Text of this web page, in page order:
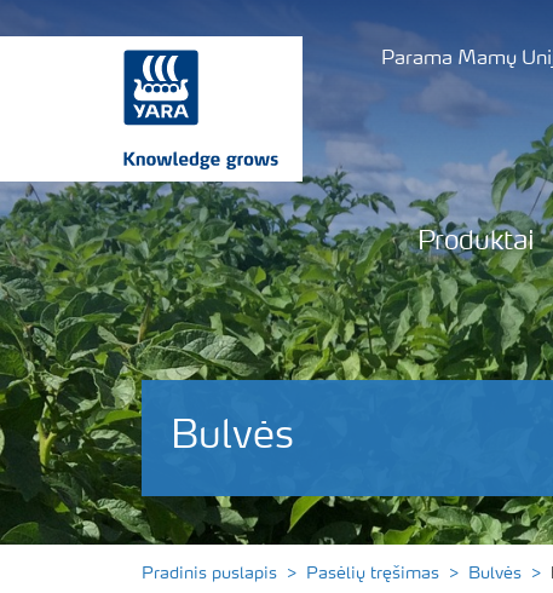
Parama Mamų
Produktai
Bulvės
Pradinis puslapis Pasėlių tręšimas Bulvės